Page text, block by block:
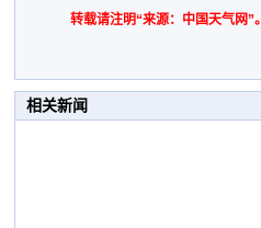
转载请注明“来源：中国天气网”。
相关新闻